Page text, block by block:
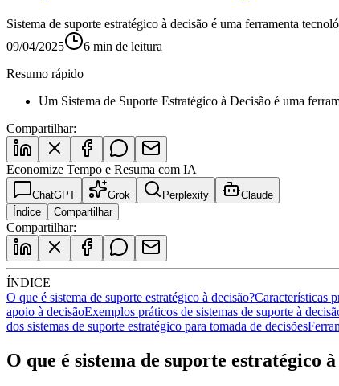
Sistema de suporte estratégico à decisão é uma ferramenta
09/04/2025
6 min de leitura
Resumo rápido
Um Sistema de Suporte Estratégico à Decisão é uma
Compartilhar:
Economize Tempo e Resuma com IA
ChatGPT Grok Perplexity
Claude
Índice
Compartilhar
Compartilhar:
ÍNDICE
O que é sistema de suporte estratégico à decisão?Características
apoio à decisãoExemplos práticos de sistemas de suporte à
dos sistemas de suporte estratégico para tomada de decisões
O que é sistema de suporte estratégico à